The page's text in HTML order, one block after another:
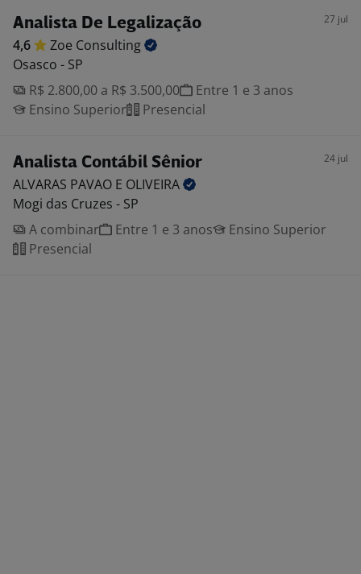
Analista De Legalização 27 jul
4,6 Zoe Consulting
Osasco - SP
R$ 2.800,00 a R$ 3.500,00
Entre 1 e 3 anos
Ensino Superior
Presencial
Analista Contábil Sênior 24 jul
ALVARAS PAVAO E OLIVEIRA
Mogi das Cruzes - SP
A combinar
Entre 1 e 3 anos
Ensino Superior
Presencial